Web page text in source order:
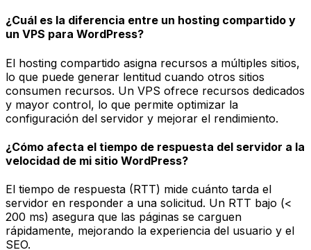
¿Cuál es la diferencia entre un hosting compartido y
un VPS para WordPress?
El hosting compartido asigna recursos a múltiples sitios,
lo que puede generar lentitud cuando otros sitios
consumen recursos. Un VPS ofrece recursos dedicados
y mayor control, lo que permite optimizar la
configuración del servidor y mejorar el rendimiento.
¿Cómo afecta el tiempo de respuesta del servidor a la
velocidad de mi sitio WordPress?
El tiempo de respuesta (RTT) mide cuánto tarda el
servidor en responder a una solicitud. Un RTT bajo (<
200 ms) asegura que las páginas se carguen
rápidamente, mejorando la experiencia del usuario y el
SEO.